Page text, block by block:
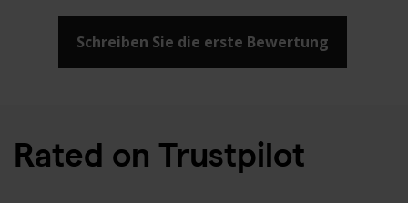
Schreiben Sie die erste Bewertung
Rated on Trustpilot